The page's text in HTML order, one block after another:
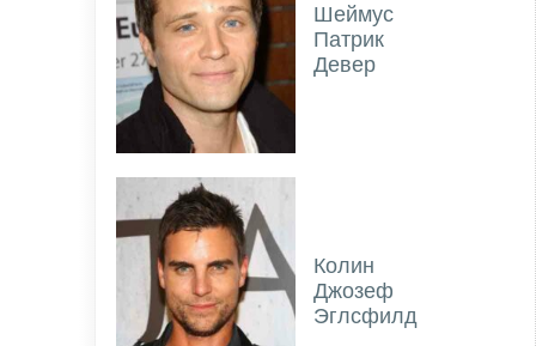
Шеймус
Патрик
Девер
Колин
Джозеф
Эглсфилд